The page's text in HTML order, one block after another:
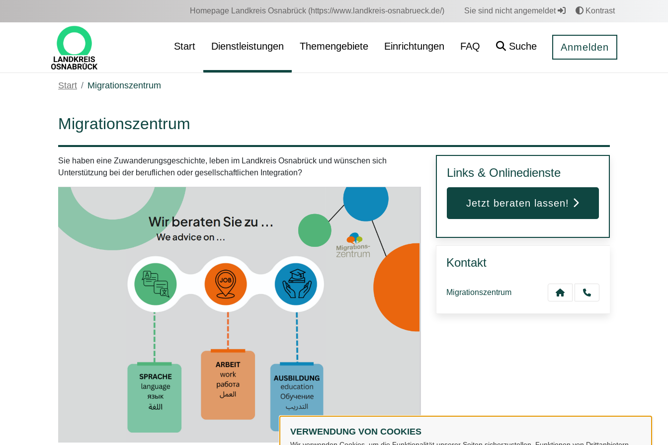
VERWENDUNG VON COOKIES
Homepage Landkreis Osnabrück (https://www.landkreis-osnabrueck.de/) Sie sind nicht angemeldet Kontrast
Start Dienstleistungen Themengebiete Einrichtungen FAQ Suche Anmelden
Start Migrationszentrum
Migrationszentrum
Sie haben eine Zuwanderungsgeschichte, leben im Landkreis Osnabrück und wünschen sich
Unterstützung bei der beruflichen oder gesellschaftlichen Integration?
Links & Onlinedienste
Jetzt beraten lassen!
Kontakt
Migrationszentrum